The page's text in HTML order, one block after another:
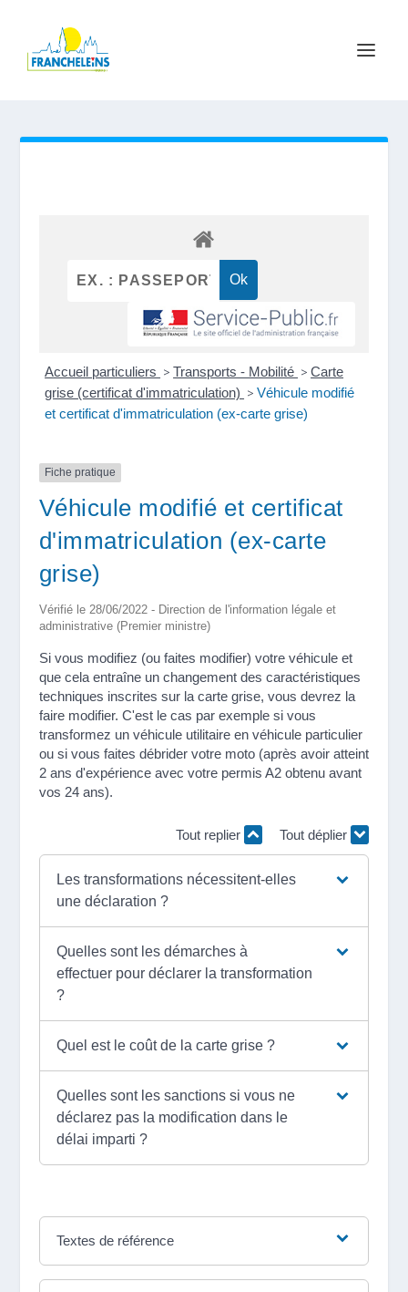
Accueil particuliers > Transports - Mobilité > Carte
grise (certificat d'immatriculation) > Véhicule modifié
et certificat d'immatriculation (ex-carte grise)
Fiche pratique
Véhicule modifié et certificat
d'immatriculation (ex-carte
grise)
Vérifié le 28/06/2022 - Direction de l'information légale et
administrative (Premier ministre)
Si vous modifiez (ou faites modifier) votre véhicule et
que cela entraîne un changement des caractéristiques
techniques inscrites sur la carte grise, vous devrez la
faire modifier. C'est le cas par exemple si vous
transformez un véhicule utilitaire en véhicule particulier
ou si vous faites débrider votre moto (après avoir atteint
2 ans d'expérience avec votre permis A2 obtenu avant
vos 24 ans).
Tout replier Tout déplier
Les transformations nécessitent-elles
une déclaration ?
Quelles sont les démarches à
effectuer pour déclarer la transformation
?
Quel est le coût de la carte grise ?
Quelles sont les sanctions si vous ne
déclarez pas la modification dans le
délai imparti ?
Textes de référence